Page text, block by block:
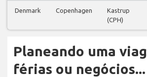
Denmark Copenhagen
Kastrup
(CPH)
Planeando uma
férias ou negócios...